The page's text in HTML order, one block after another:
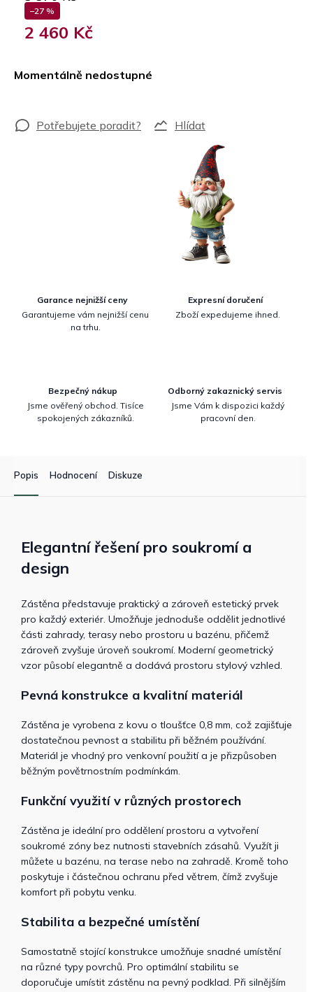
–27 %
2 460 Kč
Momentálně nedostupné
Hlídat
Garance nejnižší ceny
Garantujeme vám nejnižší cenu
na trhu.
Expresní doručení
Zboží expedujeme ihned.
Bezpečný nákup
Jsme ověřený obchod. Tisíce
spokojených zákazníků.
Odborný zakaznický servis
Jsme Vám k dispozici každý
pracovní den.
Popis Hodnocení Diskuze
Elegantní řešení pro soukromí a
design
Zástěna představuje praktický a zároveň estetický prvek
pro každý exteriér. Umožňuje jednoduše oddělit jednotlivé
části zahrady, terasy nebo prostoru u bazénu, přičemž
zároveň zvyšuje úroveň soukromí. Moderní geometrický
vzor působí elegantně a dodává prostoru stylový vzhled.
Pevná konstrukce a kvalitní materiál
Zástěna je vyrobena z kovu o tloušťce 0,8 mm, což zajišťuje
dostatečnou pevnost a stabilitu při běžném používání.
Materiál je vhodný pro venkovní použití a je přizpůsoben
běžným povětrnostním podmínkám.
Funkční využití v různých prostorech
Zástěna je ideální pro oddělení prostoru a vytvoření
soukromé zóny bez nutnosti stavebních zásahů. Využít ji
můžete u bazénu, na terase nebo na zahradě. Kromě toho
poskytuje i částečnou ochranu před větrem, čímž zvyšuje
komfort při pobytu venku.
Stabilita a bezpečné umístění
Samostatně stojící konstrukce umožňuje snadné umístění
na různé typy povrchů. Pro optimální stabilitu se
doporučuje umístit zástěnu na pevný podklad. Při silnějším